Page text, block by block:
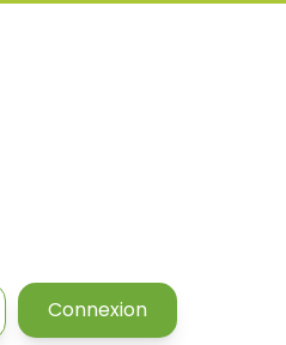
Connexion